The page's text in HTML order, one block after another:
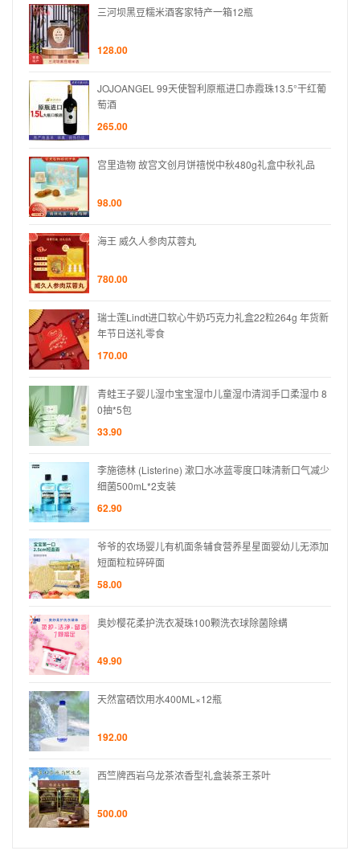
三河坝黑豆糯米酒客家特产一箱12瓶
128.00
JOJOANGEL 99天使智利原瓶进口赤霞珠13.5°干红葡
萄酒
265.00
宫里造物 故宫文创月饼禧悦中秋480g礼盒中秋礼品
98.00
海王 威久人参肉苁蓉丸
780.00
瑞士莲Lindt进口软心牛奶巧克力礼盒22粒264g 年货新
年节日送礼零食
170.00
青蛙王子婴儿湿巾宝宝湿巾儿童湿巾清润手口柔湿巾 8
0抽*5包
33.90
李施德林 (Listerine) 漱口水冰蓝零度口味清新口气减少
细菌500mL*2支装
62.90
爷爷的农场婴儿有机面条辅食营养星星面婴幼儿无添加
短面粒粒碎碎面
58.00
奥妙樱花柔护洗衣凝珠100颗洗衣球除菌除螨
49.90
天然富硒饮用水400ML×12瓶
192.00
西竺牌西岩乌龙茶浓香型礼盒装茶王茶叶
500.00